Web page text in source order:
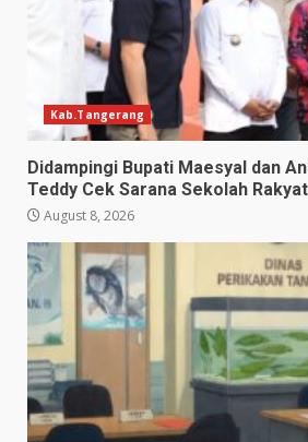
Kab.Tangerang
Didampingi Bupati Maesyal dan
Teddy Cek Sarana Sekolah
August 8, 2026